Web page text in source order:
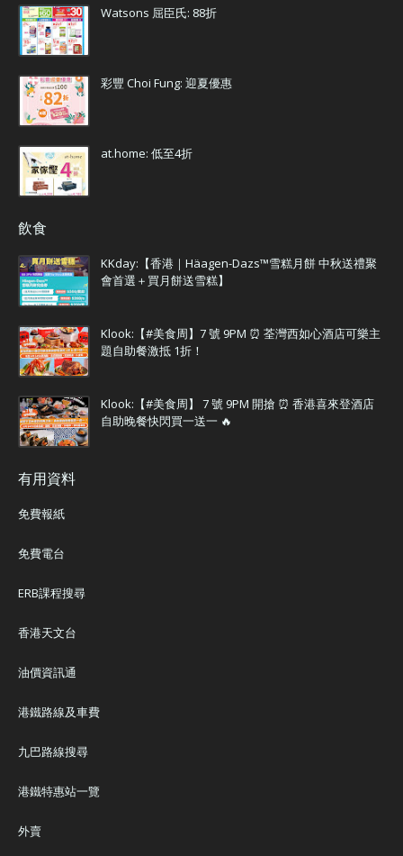
Watsons 屈臣氏: 88折
彩豐 Choi Fung: 迎夏優惠
at.home: 低至4折
飲食
KKday:【香港｜Häagen-Dazs™雪糕月餅 中秋送禮聚
會首選＋買月餅送雪糕】
Klook:【#美食周】7 號 9PM ⏰ 荃灣西如心酒店可樂主
題自助餐激抵 1折！
Klook:【#美食周】 7 號 9PM 開搶 ⏰ 香港喜來登酒店
自助晚餐快閃買一送一 🔥
有用資料
免費報紙
免費電台
ERB課程搜尋
香港天文台
油價資訊通
港鐵路線及車費
九巴路線搜尋
港鐵特惠站一覽
外賣